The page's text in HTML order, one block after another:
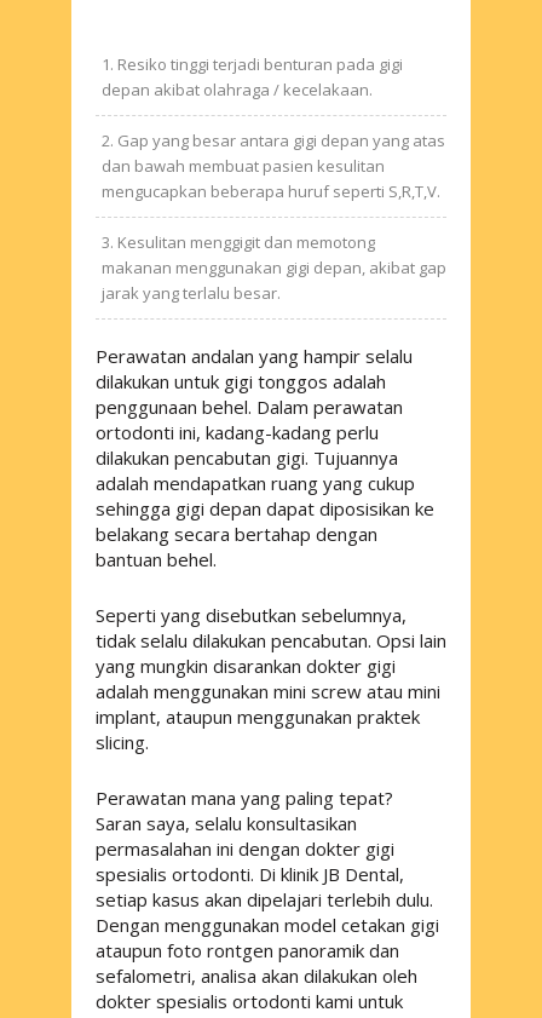
Resiko tinggi terjadi benturan pada gigi
depan akibat olahraga / kecelakaan.
Gap yang besar antara gigi depan yang atas
dan bawah membuat pasien kesulitan
mengucapkan beberapa huruf seperti S,R,T,V.
Kesulitan menggigit dan memotong
makanan menggunakan gigi depan, akibat gap
jarak yang terlalu besar.
Perawatan andalan yang hampir selalu
dilakukan untuk gigi tonggos adalah
penggunaan behel. Dalam perawatan
ortodonti ini, kadang-kadang perlu
dilakukan pencabutan gigi. Tujuannya
adalah mendapatkan ruang yang cukup
sehingga gigi depan dapat diposisikan ke
belakang secara bertahap dengan
bantuan behel.
Seperti yang disebutkan sebelumnya,
tidak selalu dilakukan pencabutan. Opsi lain
yang mungkin disarankan dokter gigi
adalah menggunakan mini screw atau mini
implant, ataupun menggunakan praktek
slicing.
Perawatan mana yang paling tepat?
Saran saya, selalu konsultasikan
permasalahan ini dengan dokter gigi
spesialis ortodonti. Di klinik JB Dental,
setiap kasus akan dipelajari terlebih dulu.
Dengan menggunakan model cetakan gigi
ataupun foto rontgen panoramik dan
sefalometri, analisa akan dilakukan oleh
dokter spesialis ortodonti kami untuk